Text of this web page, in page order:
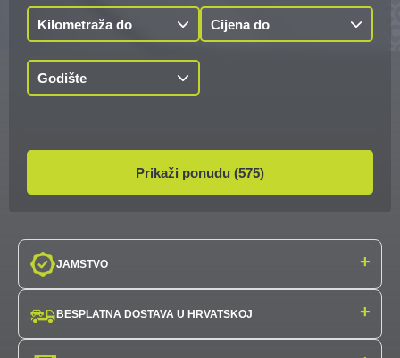
Kilometraža do Cijena do
Godište
Prikaži ponudu (575)
JAMSTVO +
BESPLATNA DOSTAVA U HRVATSKOJ +